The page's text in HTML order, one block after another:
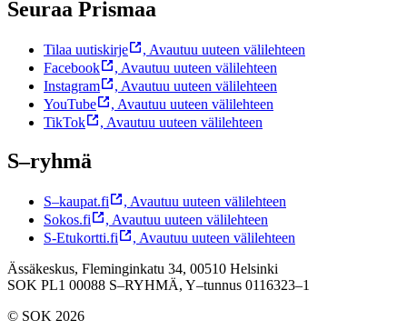
Seuraa Prismaa
Tilaa uutiskirje , Avautuu uuteen välilehteen
Facebook
, Avautuu uuteen välilehteen
Instagram
, Avautuu uuteen välilehteen
YouTube
, Avautuu uuteen välilehteen
TikTok
, Avautuu uuteen välilehteen
S–ryhmä
S–kaupat.fi , Avautuu uuteen välilehteen
Sokos.fi
, Avautuu uuteen välilehteen
S-Etukortti.fi
, Avautuu uuteen välilehteen
Ässäkeskus, Fleminginkatu 34, 00510 Helsinki
SOK PL1 00088 S–RYHMÄ, Y–tunnus 0116323–1
© SOK 2026